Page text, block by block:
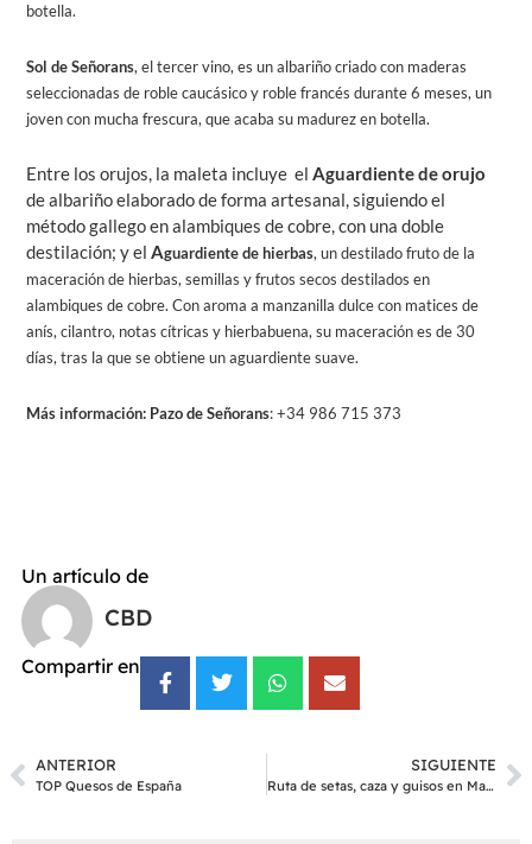
botella.
Sol de Señorans, el tercer vino, es un albariño criado con maderas
seleccionadas de roble caucásico y roble francés durante 6 meses, un
joven con mucha frescura, que acaba su madurez en botella.
Entre los orujos, la maleta incluye elAguardiente de orujo
de albariño elaborado de forma artesanal, siguiendo el
método gallego en alambiques de cobre, con una doble
destilación; y elAguardiente de hierbas, un destilado fruto de la
maceración de hierbas, semillas y frutos secos destilados en
alambiques de cobre. Con aroma a manzanilla dulce con matices de
anís, cilantro, notas cítricas y hierbabuena, su maceración es de 30
días, tras la que se obtiene un aguardiente suave.
Más información: Pazo de Señorans: +34 986 715 373
Un artículo de
CBD
Compartir en
ANTERIOR
TOP Quesos de España
SIGUIENTE
Ruta de setas, caza y guisos en Madrid